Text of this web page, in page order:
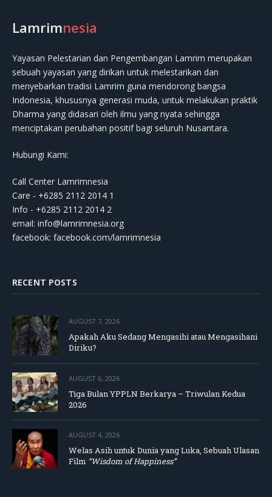
Lamrimnesia
Yayasan Pelestarian dan Pengembangan Lamrim merupakan
sebuah yayasan yang dirikan untuk melestarikan dan
menyebarkan tradisi Lamrim guna mendorong bangsa
Indonesia, khususnya generasi muda, untuk melakukan praktik
Dharma yang didasari oleh ilmu yang nyata sehingga
menciptakan perubahan positif bagi seluruh Nusantara.
Hubungi Kami:
Call Center Lamrimnesia
Care - +6285 2112 2014 1
Info - +6285 2112 2014 2
email: info@lamrimnesia.org
facebook: facebook.com/lamrimnesia
RECENT POSTS
AUGUST 7, 2026
Apakah Aku Sedang Mengasihi atau Mengasihani
Diriku?
AUGUST 6, 2026
Tiga Bulan YPPLN Berkarya – Triwulan Kedua
2026
AUGUST 4, 2026
Welas Asih untuk Dunia yang Luka, Sebuah Ulasan
Film “Wisdom of Happiness”